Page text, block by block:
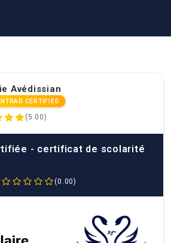
Avédissian
CERTIFIED
(5.00)
- certificat de scolarité
(0.00)